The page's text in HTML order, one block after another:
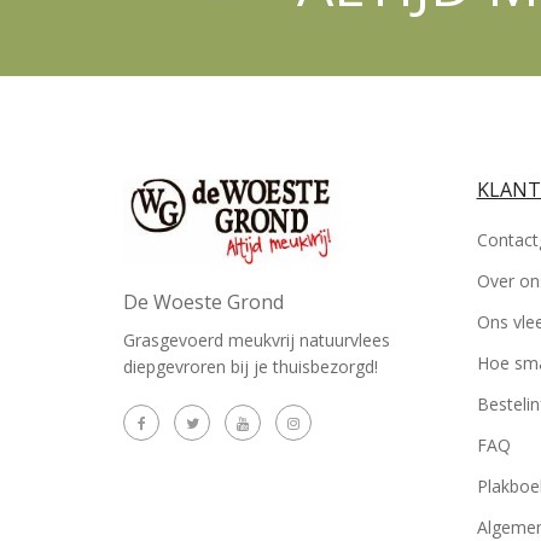
De Woeste Grond
Grasgevoerd meukvrij natuurvlees
diepgevroren bij je thuisbezorgd!
Over
Ons
Hoe
FAQ